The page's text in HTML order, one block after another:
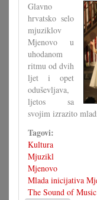
Glavno
hrvatsko selo
mjuziklov
Mjenovo u
uhodanom
ritmu od dvih
ljet i opet
oduševljava,
ljetos sa
svojim izrazito
Tagovi:
Kultura
Mjuzikl
Mjenovo
Mlada inicijativa
The Sound of Music